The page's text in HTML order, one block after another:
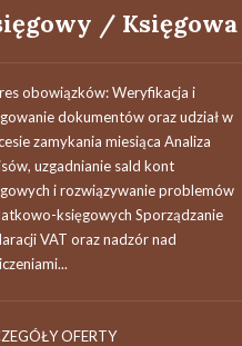
/ Księgowa
obowiązków: Weryfikacja i
dokumentów oraz udział w
zamykania miesiąca Analiza
uzgadnianie sald kont
i rozwiązywanie problemów
księgowych Sporządzanie
VAT oraz nadzór nad
OFERTY